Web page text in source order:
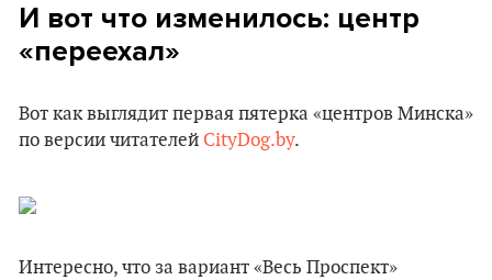
И вот что изменилось: центр
«переехал»
Вот как выглядит первая пятерка «центров Минска»
по версии читателей CityDog.by.
Интересно, что за вариант «Весь Проспект»